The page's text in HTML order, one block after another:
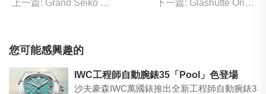
上一篇: Grand Seiko 來一趟日本春日之旅 下一篇: Glashütte Original 全新機芯登場
您可能感興趣的
IWC工程師自動腕錶35「Pool」色登場
沙夫豪森IWC萬國錶推出全新工程師自動腕錶3